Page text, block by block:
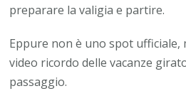
preparare la valigia e partire.
Eppure non è uno spot ufficiale,
video ricordo delle vacanze
passaggio.